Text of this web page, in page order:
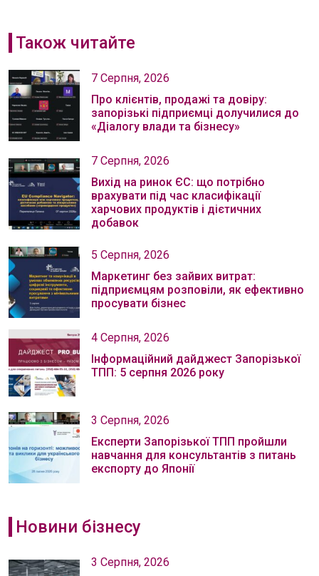
Також читайте
7 Серпня, 2026
Про клієнтів, продажі та довіру:
запорізькі підприємці долучилися до
«Діалогу влади та бізнесу»
7 Серпня, 2026
Вихід на ринок ЄС: що потрібно
врахувати під час класифікації
харчових продуктів і дієтичних
добавок
5 Серпня, 2026
Маркетинг без зайвих витрат:
підприємцям розповіли, як ефективно
просувати бізнес
4 Серпня, 2026
Інформаційний дайджест Запорізької
ТПП: 5 серпня 2026 року
3 Серпня, 2026
Експерти Запорізької ТПП пройшли
навчання для консультантів з питань
експорту до Японії
Новини бізнесу
3 Серпня, 2026